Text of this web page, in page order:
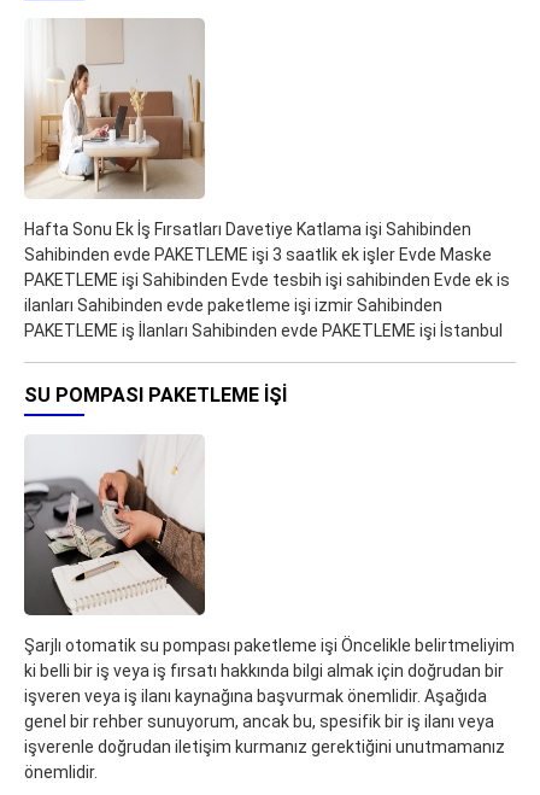
Hafta Sonu Ek İş Fırsatları Davetiye Katlama işi Sahibinden
Sahibinden evde PAKETLEME işi 3 saatlik ek işler Evde Maske
PAKETLEME işi Sahibinden Evde tesbih işi sahibinden Evde ek is
ilanları Sahibinden evde paketleme işi izmir Sahibinden
PAKETLEME iş İlanları Sahibinden evde PAKETLEME işi İstanbul
SU POMPASI PAKETLEME IŞI
Şarjlı otomatik su pompası paketleme işi Öncelikle belirtmeliyim
ki belli bir iş veya iş fırsatı hakkında bilgi almak için doğrudan bir
işveren veya iş ilanı kaynağına başvurmak önemlidir. Aşağıda
genel bir rehber sunuyorum, ancak bu, spesifik bir iş ilanı veya
işverenle doğrudan iletişim kurmanız gerektiğini unutmamanız
önemlidir.